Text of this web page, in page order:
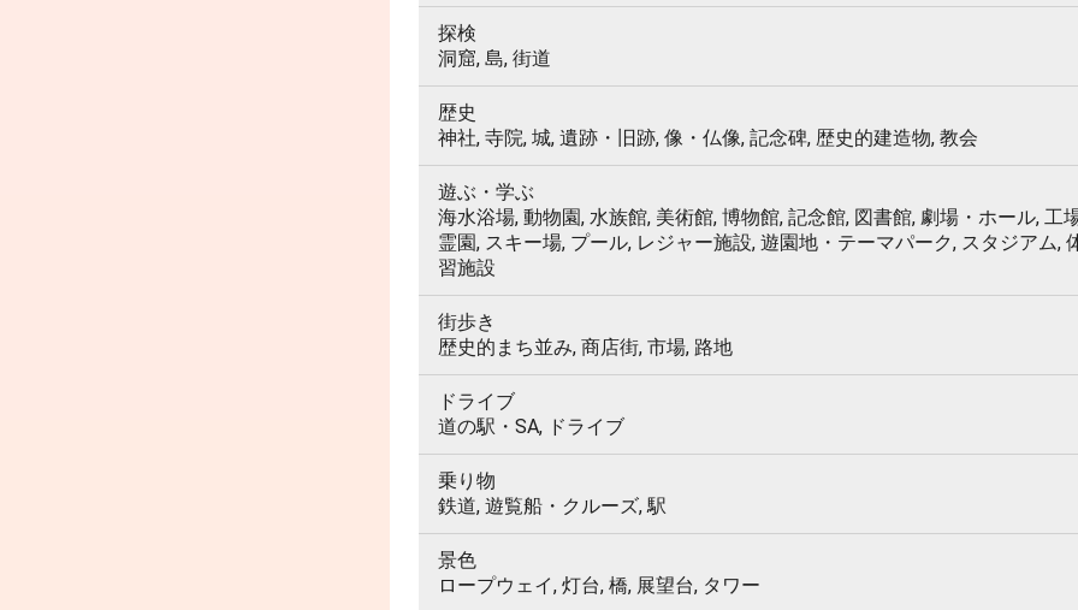
探検
洞窟, 島, 街道
歴史
神社, 寺院, 城, 遺跡・旧跡, 像・仏像, 記念碑, 歴史的建造物, 教会
遊ぶ・学ぶ
海水浴場, 動物園, 水族館, 美術館, 博物館, 記念館, 図書館, 劇場・ホール, 工
霊園, スキー場, プール, レジャー施設, 遊園地・テーマパーク, スタジアム,
習施設
街歩き
歴史的まち並み, 商店街, 市場, 路地
ドライブ
道の駅・SA, ドライブ
乗り物
鉄道, 遊覧船・クルーズ, 駅
景色
ロープウェイ, 灯台, 橋, 展望台, タワー